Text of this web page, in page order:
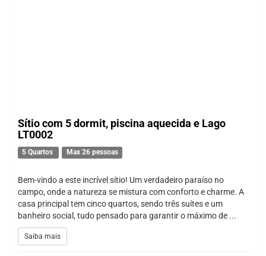
Sítio com 5 dormit, piscina aquecida e Lago
LT0002
5 Quartos Max 26 pessoas
Bem-vindo a este incrível sítio! Um verdadeiro paraíso no
campo, onde a natureza se mistura com conforto e charme. A
casa principal tem cinco quartos, sendo três suítes e um
banheiro social, tudo pensado para garantir o máximo de ...
Saiba mais